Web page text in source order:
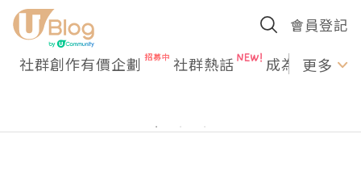
會員登記
社群創作有價企劃 社群熱話 成為U更多